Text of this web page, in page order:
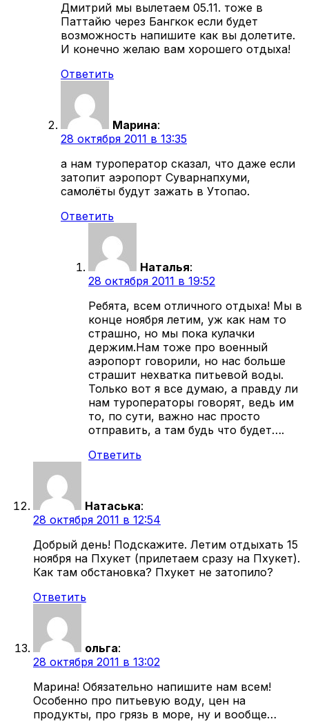
Дмитрий мы вылетаем 05.11. тоже в
Паттайю через Бангкок если будет
возможность напишите как вы долетите.
И конечно желаю вам хорошего отдыха!
Ответить
Марина:
28 октября 2011 в 13:35
а нам туроператор сказал, что даже если
затопит аэропорт Суварнапхуми,
самолёты будут зажать в Утопао.
Ответить
Наталья:
28 октября 2011 в 19:52
Ребята, всем отличного отдыха! Мы в
конце ноября летим, уж как нам то
страшно, но мы пока кулачки
держим.Нам тоже про военный
аэропорт говорили, но нас больше
страшит нехватка питьевой воды.
Только вот я все думаю, а правду ли
нам туроператоры говорят, ведь им
то, по сути, важно нас просто
отправить, а там будь что будет….
Ответить
Натаська:
28 октября 2011 в 12:54
Добрый день! Подскажите. Летим отдыхать 15
ноября на Пхукет (прилетаем сразу на Пхукет).
Как там обстановка? Пхукет не затопило?
Ответить
ольга:
28 октября 2011 в 13:02
Марина! Обязательно напишите нам всем!
Особенно про питьевую воду, цен на
продукты, про грязь в море, ну и вообще…